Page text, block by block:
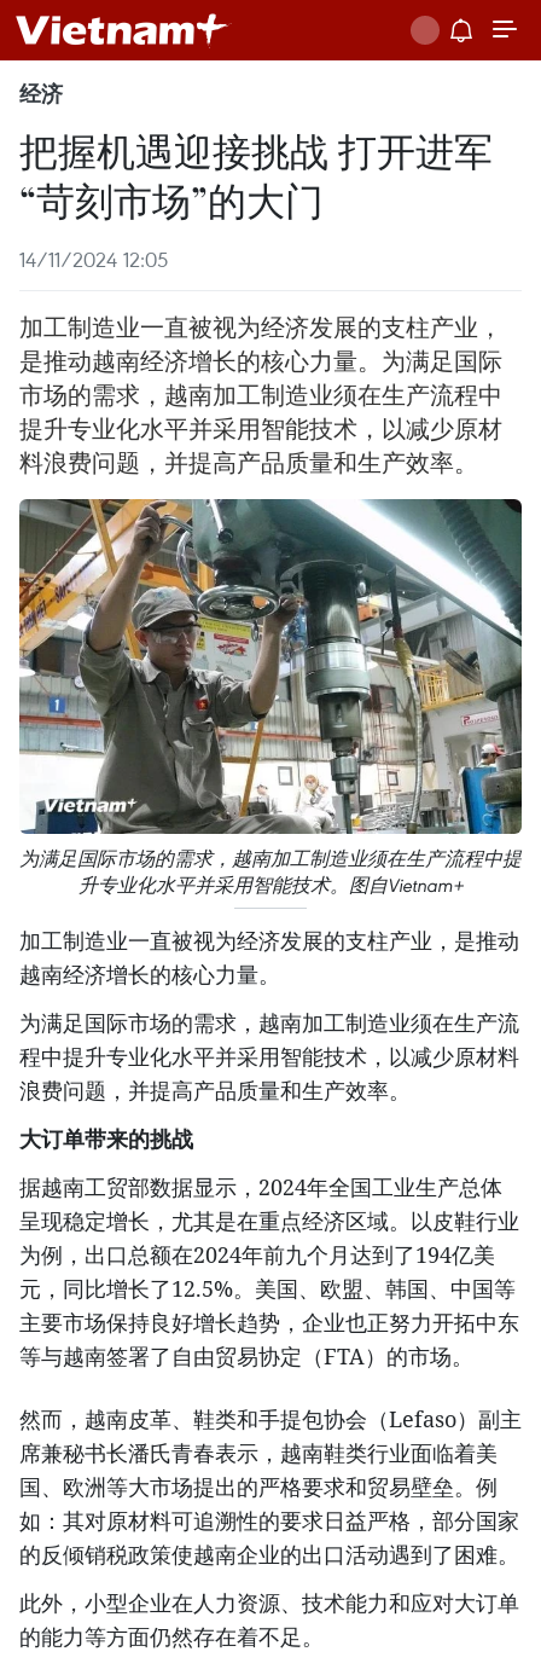
经济
把握机遇迎接挑战 打开进军
“苛刻市场”的大门
14/11/2024 12:05
加工制造业一直被视为经济发展的支柱产业，
是推动越南经济增长的核心力量。为满足国际
市场的需求，越南加工制造业须在生产流程中
提升专业化水平并采用智能技术，以减少原材
料浪费问题，并提高产品质量和生产效率。
为满足国际市场的需求，越南加工制造业须在生产流程中提
升专业化水平并采用智能技术。图自Vietnam+
加工制造业一直被视为经济发展的支柱产业，是推动
越南经济增长的核心力量。
为满足国际市场的需求，越南加工制造业须在生产流
程中提升专业化水平并采用智能技术，以减少原材料
浪费问题，并提高产品质量和生产效率。
大订单带来的挑战
据越南工贸部数据显示，2024年全国工业生产总体
呈现稳定增长，尤其是在重点经济区域。以皮鞋行业
为例，出口总额在2024年前九个月达到了194亿美
元，同比增长了12.5%。美国、欧盟、韩国、中国等
主要市场保持良好增长趋势，企业也正努力开拓中东
等与越南签署了自由贸易协定（FTA）的市场。
然而，越南皮革、鞋类和手提包协会（Lefaso）副主
席兼秘书长潘氏青春表示，越南鞋类行业面临着美
国、欧洲等大市场提出的严格要求和贸易壁垒。例
如：其对原材料可追溯性的要求日益严格，部分国家
的反倾销税政策使越南企业的出口活动遇到了困难。
此外，小型企业在人力资源、技术能力和应对大订单
的能力等方面仍然存在着不足。